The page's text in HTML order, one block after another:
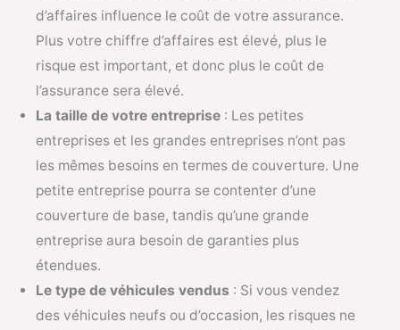
d’affaires influence le coût de votre assurance.
Plus votre chiffre d’affaires est élevé, plus le
risque est important, et donc plus le coût de
l’assurance sera élevé.
La taille de votre entreprise : Les petites
entreprises et les grandes entreprises n’ont pas
les mêmes besoins en termes de couverture. Une
petite entreprise pourra se contenter d’une
couverture de base, tandis qu’une grande
entreprise aura besoin de garanties plus
étendues.
Le type de véhicules vendus : Si vous vendez
des véhicules neufs ou d’occasion, les risques ne